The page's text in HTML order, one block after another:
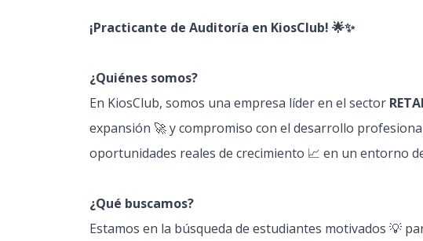
¡Practicante de Auditoría en KiosClub! 🌟✨
¿Quiénes somos?
En KiosClub, somos una empresa líder en el sector
expansión 🚀 y compromiso con el desarrollo
oportunidades reales de crecimiento 📈 en un entorno
¿Qué buscamos?
Estamos en la búsqueda de estudiantes motivados 💡